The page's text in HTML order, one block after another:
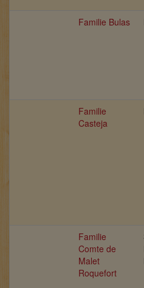
Familie Bulas
Familie
Casteja
Familie
Comte de
Malet
Roquefort